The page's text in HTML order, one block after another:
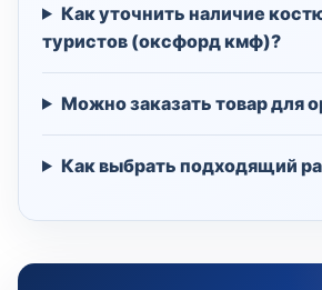
Как уточнить наличие
туристов (оксфорд кмф)?
Можно заказать товар для
Как выбрать подходящий